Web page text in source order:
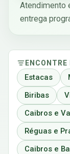
Atendimento
entrega
ENCONTRE
Estacas
Biribas
Caibros e
Réguas e
Caibros e